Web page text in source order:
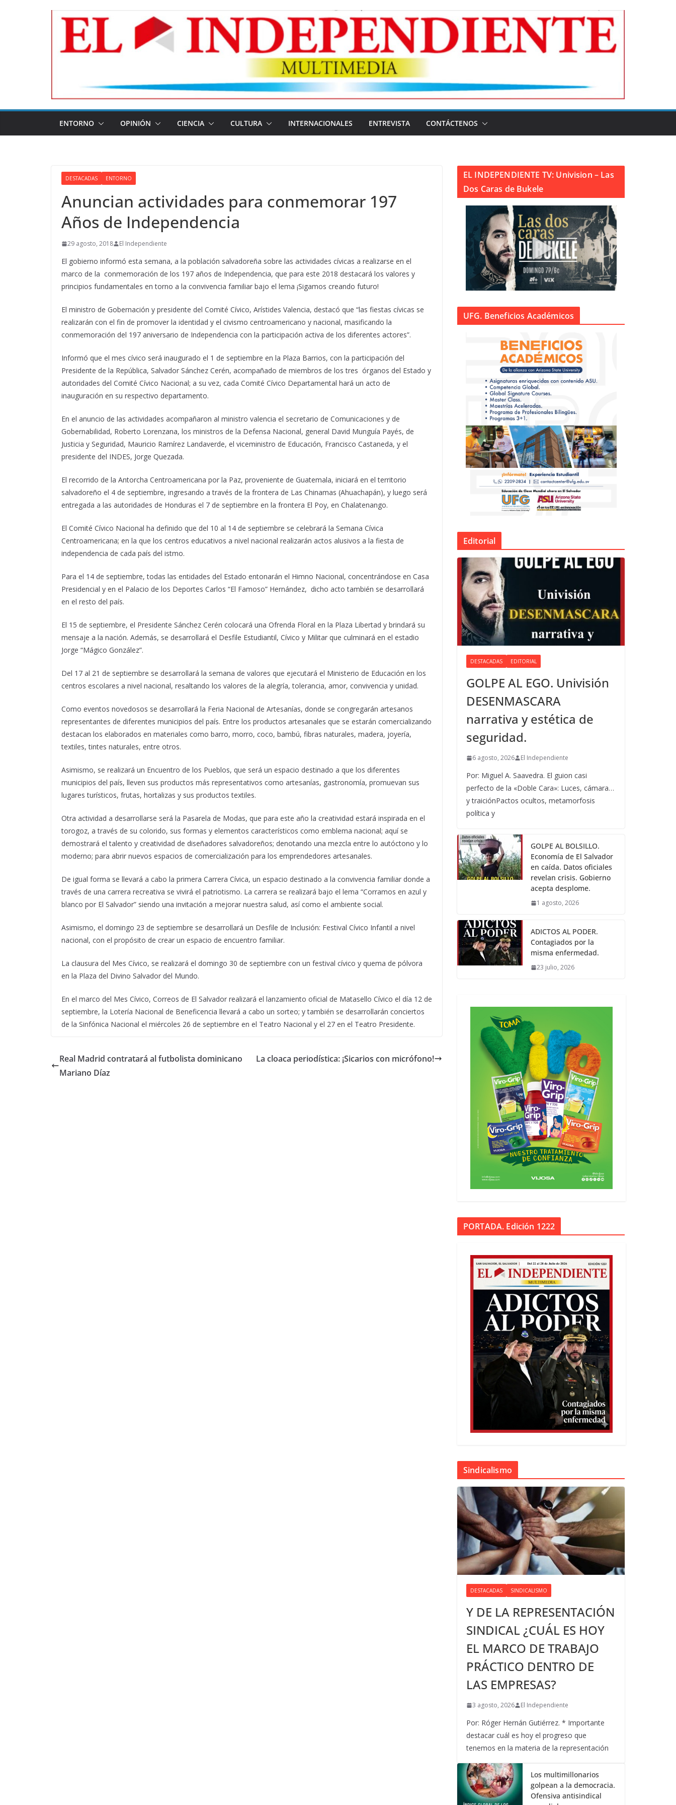
ENTORNO OPINIÓN CIENCIA CULTURA INTERNACIONALES ENTREVISTA CONTÁCTENOS
DESTACADAS ENTORNO
Anuncian actividades para conmemorar 197
Años de Independencia
29 agosto, 2018 El Independiente
El gobierno informó esta semana, a la población salvadoreña sobre las actividades cívicas a realizarse en el
marco de la conmemoración de los 197 años de Independencia, que para este 2018 destacará los valores y
principios fundamentales en torno a la convivencia familiar bajo el lema ¡Sigamos creando futuro!
El ministro de Gobernación y presidente del Comité Cívico, Arístides Valencia, destacó que “las fiestas cívicas se
realizarán con el fin de promover la identidad y el civismo centroamericano y nacional, masificando la
conmemoración del 197 aniversario de Independencia con la participación activa de los diferentes actores”.
Informó que el mes cívico será inaugurado el 1 de septiembre en la Plaza Barrios, con la participación del
Presidente de la República, Salvador Sánchez Cerén, acompañado de miembros de los tres órganos del Estado y
autoridades del Comité Cívico Nacional; a su vez, cada Comité Cívico Departamental hará un acto de
inauguración en su respectivo departamento.
En el anuncio de las actividades acompañaron al ministro valencia el secretario de Comunicaciones y de
Gobernabilidad, Roberto Lorenzana, los ministros de la Defensa Nacional, general David Munguía Payés, de
Justicia y Seguridad, Mauricio Ramírez Landaverde, el viceministro de Educación, Francisco Castaneda, y el
presidente del INDES, Jorge Quezada.
El recorrido de la Antorcha Centroamericana por la Paz, proveniente de Guatemala, iniciará en el territorio
salvadoreño el 4 de septiembre, ingresando a través de la frontera de Las Chinamas (Ahuachapán), y luego será
entregada a las autoridades de Honduras el 7 de septiembre en la frontera El Poy, en Chalatenango.
El Comité Cívico Nacional ha definido que del 10 al 14 de septiembre se celebrará la Semana Cívica
Centroamericana; en la que los centros educativos a nivel nacional realizarán actos alusivos a la fiesta de
independencia de cada país del istmo.
Para el 14 de septiembre, todas las entidades del Estado entonarán el Himno Nacional, concentrándose en Casa
Presidencial y en el Palacio de los Deportes Carlos “El Famoso” Hernández, dicho acto también se desarrollará
en el resto del país.
El 15 de septiembre, el Presidente Sánchez Cerén colocará una Ofrenda Floral en la Plaza Libertad y brindará su
mensaje a la nación. Además, se desarrollará el Desfile Estudiantil, Cívico y Militar que culminará en el estadio
Jorge “Mágico González”.
Del 17 al 21 de septiembre se desarrollará la semana de valores que ejecutará el Ministerio de Educación en los
centros escolares a nivel nacional, resaltando los valores de la alegría, tolerancia, amor, convivencia y unidad.
Como eventos novedosos se desarrollará la Feria Nacional de Artesanías, donde se congregarán artesanos
representantes de diferentes municipios del país. Entre los productos artesanales que se estarán comercializando
destacan los elaborados en materiales como barro, morro, coco, bambú, fibras naturales, madera, joyería,
textiles, tintes naturales, entre otros.
Asimismo, se realizará un Encuentro de los Pueblos, que será un espacio destinado a que los diferentes
municipios del país, lleven sus productos más representativos como artesanías, gastronomía, promuevan sus
lugares turísticos, frutas, hortalizas y sus productos textiles.
Otra actividad a desarrollarse será la Pasarela de Modas, que para este año la creatividad estará inspirada en el
torogoz, a través de su colorido, sus formas y elementos característicos como emblema nacional; aquí se
demostrará el talento y creatividad de diseñadores salvadoreños; denotando una mezcla entre lo autóctono y lo
moderno; para abrir nuevos espacios de comercialización para los emprendedores artesanales.
De igual forma se llevará a cabo la primera Carrera Cívica, un espacio destinado a la convivencia familiar donde a
través de una carrera recreativa se vivirá el patriotismo. La carrera se realizará bajo el lema “Corramos en azul y
blanco por El Salvador” siendo una invitación a mejorar nuestra salud, así como el ambiente social.
Asimismo, el domingo 23 de septiembre se desarrollará un Desfile de Inclusión: Festival Cívico Infantil a nivel
nacional, con el propósito de crear un espacio de encuentro familiar.
La clausura del Mes Cívico, se realizará el domingo 30 de septiembre con un festival cívico y quema de pólvora
en la Plaza del Divino Salvador del Mundo.
En el marco del Mes Cívico, Correos de El Salvador realizará el lanzamiento oficial de Matasello Cívico el día 12 de
septiembre, la Lotería Nacional de Beneficencia llevará a cabo un sorteo; y también se desarrollarán conciertos
de la Sinfónica Nacional el miércoles 26 de septiembre en el Teatro Nacional y el 27 en el Teatro Presidente.
Real Madrid contratará al futbolista dominicano
Mariano Díaz
La cloaca periodística: ¡Sicarios con micrófono!
EL INDEPENDIENTE TV: Univision – Las
Dos Caras de Bukele
UFG. Beneficios Académicos
Editorial
DESTACADAS EDITORIAL
GOLPE AL EGO. Univisión
DESENMASCARA
narrativa y estética de
seguridad.
6 agosto, 2026 El Independiente
Por: Miguel A. Saavedra. El guion casi
perfecto de la «Doble Cara»: Luces, cámara…
y traiciónPactos ocultos, metamorfosis
política y
GOLPE AL BOLSILLO.
Economía de El Salvador
en caída. Datos oficiales
revelan crisis. Gobierno
acepta desplome.
1 agosto, 2026
ADICTOS AL PODER.
Contagiados por la
misma enfermedad.
23 julio, 2026
PORTADA. Edición 1222
Sindicalismo
DESTACADAS SINDICALISMO
Y DE LA REPRESENTACIÓN
SINDICAL ¿CUÁL ES HOY
EL MARCO DE TRABAJO
PRÁCTICO DENTRO DE
LAS EMPRESAS?
3 agosto, 2026 El Independiente
Por: Róger Hernán Gutiérrez. * Importante
destacar cuál es hoy el progreso que
tenemos en la materia de la representación
Los multimillonarios
golpean a la democracia.
Ofensiva antisindical